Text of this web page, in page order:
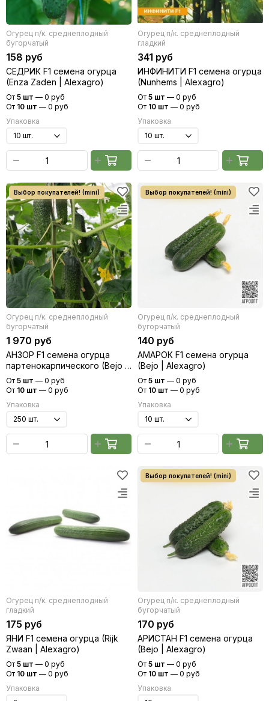
Огурец п/к. среднеплодный
бугорчатый
158 руб
СЕДРИК F1 семена огурца
(Enza Zaden | Alexagro)
От 5 шт — 0 руб
От 10 шт — 0 руб
Упаковка
Огурец п/к. среднеплодный
гладкий
341 руб
ИНФИНИТИ F1 семена огурца
(Nunhems | Alexagro)
От 5 шт — 0 руб
От 10 шт — 0 руб
Упаковка
Огурец п/к. среднеплодный
бугорчатый
1 970 руб
АНЗОР F1 семена огурца
партенокарпического (Bejo |
Alexagro)
От 5 шт — 0 руб
От 10 шт — 0 руб
Упаковка
Огурец п/к. среднеплодный
бугорчатый
140 руб
АМАРОК F1 семена огурца
(Bejo | Alexagro)
От 5 шт — 0 руб
От 10 шт — 0 руб
Упаковка
Огурец п/к. среднеплодный
гладкий
175 руб
ЯНИ F1 семена огурца (Rijk
Zwaan | Alexagro)
От 5 шт — 0 руб
От 10 шт — 0 руб
Упаковка
Огурец п/к. среднеплодный
бугорчатый
170 руб
АРИСТАН F1 семена огурца
(Bejo | Alexagro)
От 5 шт — 0 руб
От 10 шт — 0 руб
Упаковка